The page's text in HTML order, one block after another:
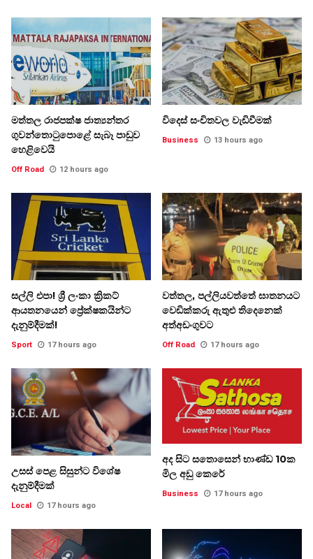
මත්තල රාජපක්ෂ ජාත්‍යන්තර
ගුවන්තොටුපොළේ සැබෑ පාඩුව
හෙළිවෙයි
Off Road 12 hours ago
විදෙස් සංචිතවල වැඩිවීමක්
Business 13 hours ago
සල්ලි එපා! ශ්‍රී ලංකා ක්‍රිකට්
ආයතනයෙන් ප්‍රේක්ෂකයින්ට
දැනුම්දීමක්!
Sport 17 hours ago
වත්තල, පල්ලියවත්තේ ඝාතනයට
වෙඩික්කරු ඇතුළු තිදෙනෙක්
අත්අඩංගුවට
Off Road 17 hours ago
උසස් පෙළ සිසුන්ට විශේෂ
දැනුම්දීමක්
Local 17 hours ago
අද සිට සතොසෙන් භාණ්ඩ 10ක
මිල අඩු කෙරේ
Business 17 hours ago